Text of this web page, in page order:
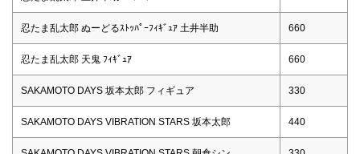
忍たま乱太郎 ぬーどるｽﾄｯﾊﾟｰﾌｨｷﾞｭｱ 土井半助 660
忍たま乱太郎 天鬼 ﾌｨｷﾞｭｱ 660
SAKAMOTO DAYS 坂本太郎 フィギュア 330
SAKAMOTO DAYS VIBRATION STARS 坂本太郎 440